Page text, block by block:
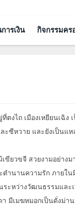
ารเงิน กิจกรรมคร
ตงไถ เมืองเหยียนเฉิ
ะซีหวาย และยังเป็นแ
ยวขจี สวยงามอย่างม
ำนานความรัก ภายใน
หว่างวัฒนธรรมและเ
มีเมฆหมอกเป็นดั่งม่า